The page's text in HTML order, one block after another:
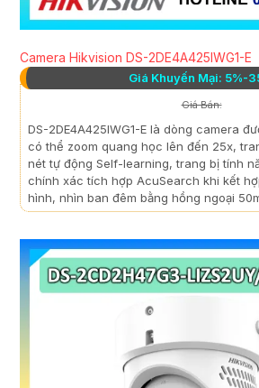
Camera Hikvision DS-2DE4A425IWG1-E
Giá Khuyến Mại: 5%-
Giá Bán:
DS-2DE4A425IWG1-E là dòng camera
có thể zoom quang học lên đến 25x,
nét tự động Self-learning, trang bị tính
chính xác tích hợp AcuSearch khi kết
hình, nhìn ban đêm bằng hồng ngoại